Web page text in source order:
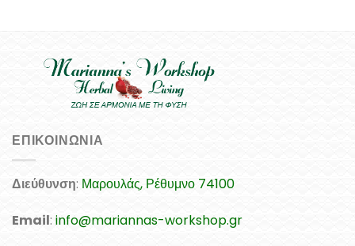
ΕΠΙΚΟΙΝΩΝΊΑ
Διεύθυνση: Μαρουλάς, Ρέθυμνο 74100
Email: info@mariannas-workshop.gr